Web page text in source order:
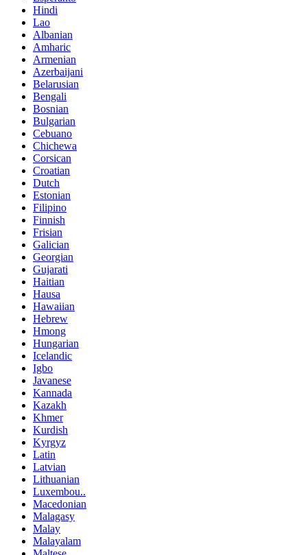
Hindi
Lao
Albanian
Amharic
Armenian
Azerbaijani
Belarusian
Bengali
Bosnian
Bulgarian
Cebuano
Chichewa
Corsican
Croatian
Dutch
Estonian
Filipino
Finnish
Frisian
Galician
Georgian
Gujarati
Haitian
Hausa
Hawaiian
Hebrew
Hmong
Hungarian
Icelandic
Igbo
Javanese
Kannada
Kazakh
Khmer
Kurdish
Kyrgyz
Latin
Latvian
Lithuanian
Luxembou..
Macedonian
Malagasy
Malay
Malayalam